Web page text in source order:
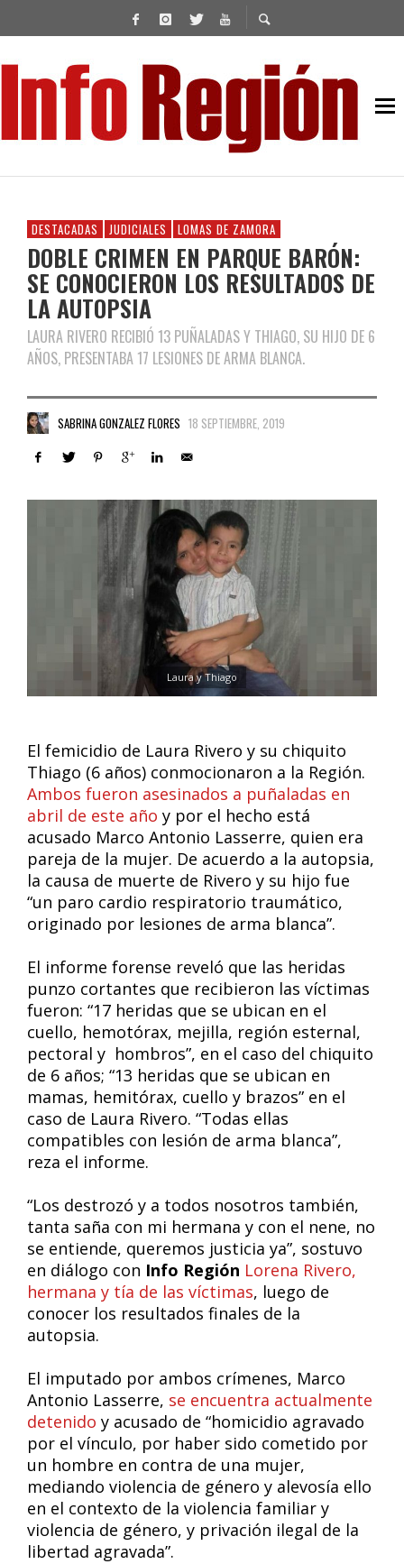
DESTACADAS JUDICIALES LOMAS DE ZAMORA
DOBLE CRIMEN EN PARQUE BARÓN:
SE CONOCIERON LOS RESULTADOS DE
LA AUTOPSIA
LAURA RIVERO RECIBIÓ 13 PUÑALADAS Y THIAGO, SU HIJO DE 6
AÑOS, PRESENTABA 17 LESIONES DE ARMA BLANCA.
SABRINA GONZALEZ FLORES 18 SEPTIEMBRE, 2019
Laura y Thiago
El femicidio de Laura Rivero y su chiquito
Thiago (6 años) conmocionaron a la Región.
Ambos fueron asesinados a puñaladas en
abril de este año y por el hecho está
acusado Marco Antonio Lasserre, quien era
pareja de la mujer. De acuerdo a la autopsia,
la causa de muerte de Rivero y su hijo fue
“un paro cardio respiratorio traumático,
originado por lesiones de arma blanca”.
El informe forense reveló que las heridas
punzo cortantes que recibieron las víctimas
fueron: “17 heridas que se ubican en el
cuello, hemotórax, mejilla, región esternal,
pectoral y hombros”, en el caso del chiquito
de 6 años; “13 heridas que se ubican en
mamas, hemitórax, cuello y brazos” en el
caso de Laura Rivero. “Todas ellas
compatibles con lesión de arma blanca”,
reza el informe.
“Los destrozó y a todos nosotros también,
tanta saña con mi hermana y con el nene, no
se entiende, queremos justicia ya”, sostuvo
en diálogo con Info Región Lorena Rivero,
hermana y tía de las víctimas, luego de
conocer los resultados finales de la
autopsia.
El imputado por ambos crímenes, Marco
Antonio Lasserre, se encuentra actualmente
detenido y acusado de “homicidio agravado
por el vínculo, por haber sido cometido por
un hombre en contra de una mujer,
mediando violencia de género y alevosía ello
en el contexto de la violencia familiar y
violencia de género, y privación ilegal de la
libertad agravada”.